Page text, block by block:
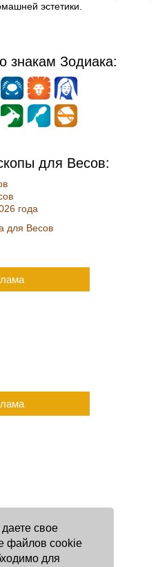
свое
файлов cookie
для
эстетики.
знакам Зодиака:
для Весов:
года
для Весов